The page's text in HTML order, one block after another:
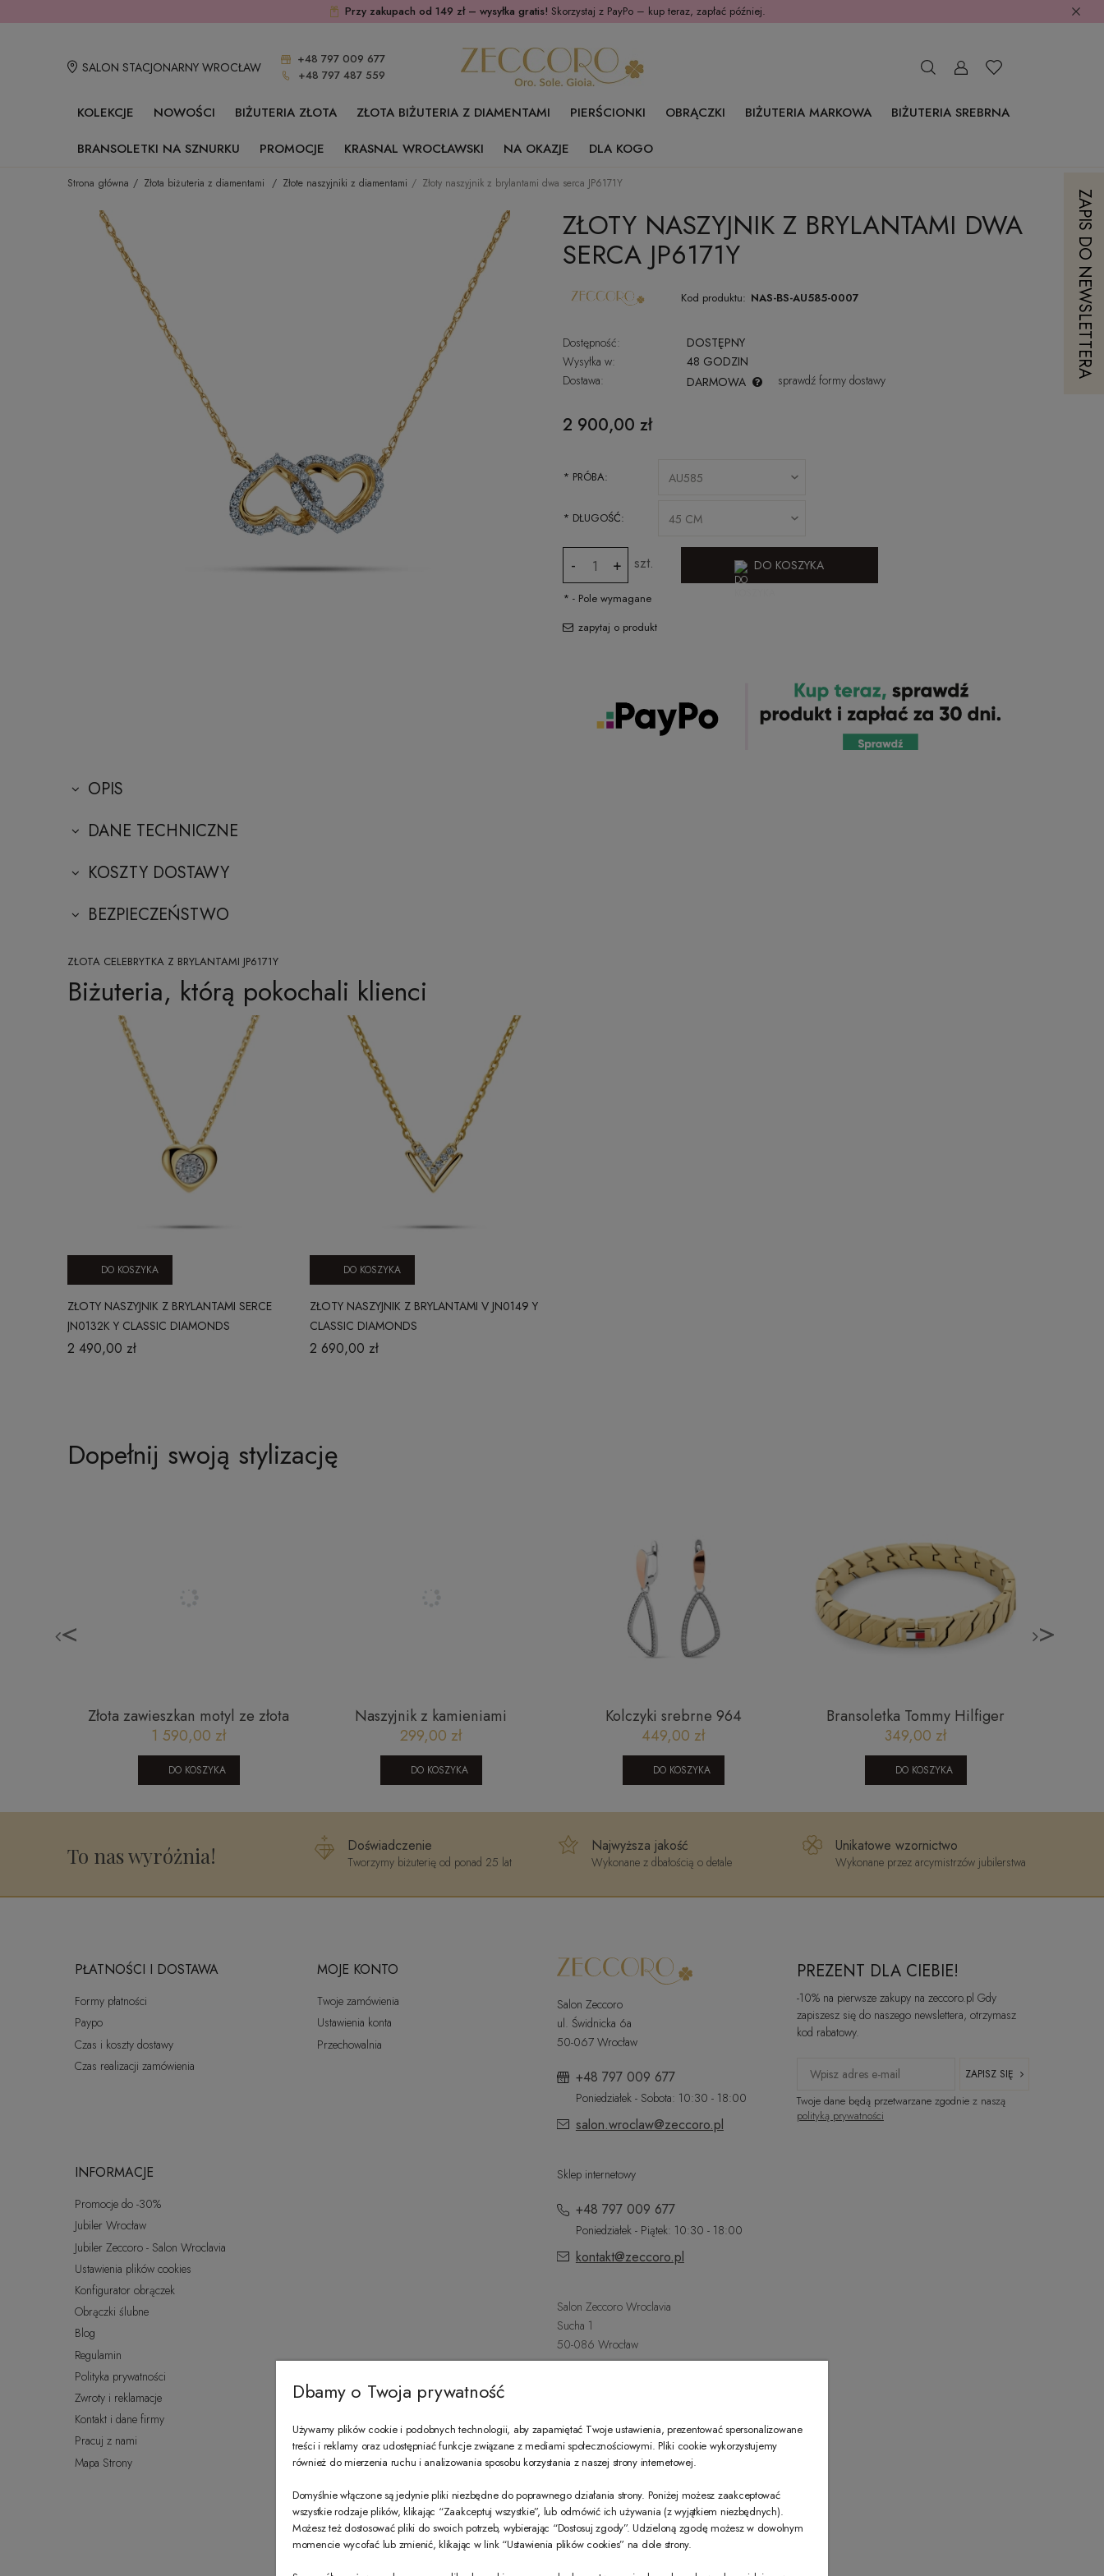
Przy zakupach od 149 zł – wysyłka gratis! Skorzystaj z PayPo – kup teraz, zapłać później.
SALON STACJONARNY WROCŁAW
+48 797 009 677
+48 797 487 559
KOLEKCJE NOWOŚCI BIŻUTERIA ZŁOTA ZŁOTA BIŻUTERIA Z DIAMENTAMI PIERŚCIONKI OBRĄCZKI BIŻUTERIA MARKOWA
BIŻUTERIA SREBRNA
BRANSOLETKI NA SZNURKU
PROMOCJE KRASNAL WROCŁAWSKI NA OKAZJE DLA KOGO
Strona główna Złota biżuteria z diamentami Złote naszyjniki z diamentami Złoty naszyjnik z brylantami dwa serca JP6171Y
ZŁOTY NASZYJNIK Z BRYLANTAMI DWA
SERCA JP6171Y
Kod produktu: NAS-BS-AU585-0007
Dostępność:
DOSTĘPNY
Wysyłka w:
48 GODZIN
Dostawa:
DARMOWA
CENA NIE ZAWIERA EWENTUALNYCH
KOSZTÓW PŁATNOŚCI
sprawdź formy dostawy
2 900,00 zł
* PRÓBA:
* DŁUGOŚĆ:
- + szt. DO KOSZYKA
* - Pole wymagane
zapytaj o produkt
OPIS
DANE TECHNICZNE
KOSZTY DOSTAWY
BEZPIECZEŃSTWO
ZŁOTA CELEBRYTKA Z BRYLANTAMI JP6171Y
Biżuteria, którą pokochali klienci
ZŁOTY NASZYJNIK Z BRYLANTAMI SERCE
JN0132K Y CLASSIC DIAMONDS
2 490,00 zł
DO KOSZYKA
ZŁOTY NASZYJNIK Z BRYLANTAMI V JN0149 Y
CLASSIC DIAMONDS
2 690,00 zł
DO KOSZYKA
Dopełnij swoją stylizację
<
Złota zawieszkan motyl ze złota
585 23052023117
1 590,00 zł
DO KOSZYKA
Naszyjnik z kamieniami
naturalnymi - Crystals by
Swarovski, agat botswana, kwarc
dymny
299,00 zł
DO KOSZYKA
Kolczyki srebrne 964
449,00 zł
DO KOSZYKA
Bransoletka Tommy Hilfiger
2790620
349,00 zł
DO KOSZYKA
>
To nas wyróżnia! Doświadczenie
Tworzymy biżuterię od ponad 25 lat
Najwyższa jakość
Wykonane z dbałością o detale
Unikatowe wzornictwo
Wykonane przez arcymistrzów jubilerstwa
ZAPIS DO NEWSLETTERA
PŁATNOŚCI I DOSTAWA
Formy płatności
Paypo
Czas i koszty dostawy
Czas realizacji zamówienia
MOJE KONTO
Twoje zamówienia
Ustawienia konta
Przechowalnia
INFORMACJE
Promocje do -30%
Jubiler Wrocław
Jubiler Zeccoro - Salon Wroclavia
Ustawienia plików cookies
Konfigurator obrączek
Obrączki ślubne
Blog
Regulamin
Polityka prywatności
Zwroty i reklamacje
Kontakt i dane firmy
Pracuj z nami
Mapa Strony
Salon Zeccoro
ul. Świdnicka 6a
50-067 Wrocław
+48 797 009 677
Poniedziałek - Sobota: 10:30 - 18:00
salon.wroclaw@zeccoro.pl
Sklep internetowy
+48 797 009 677
Poniedziałek - Piątek: 10:30 - 18:00
kontakt@zeccoro.pl
Salon Zeccoro Wroclavia
Sucha 1
50-086 Wrocław
wroclavia@zeccoro.pl
PREZENT DLA CIEBIE!
-10% na pierwsze zakupy na zeccoro.pl Gdy
zapiszesz się do naszego newslettera, otrzymasz
kod rabatowy.
ZAPISZ SIĘ
Twoje dane będą przetwarzane zgodnie z naszą
polityką prywatności
Dbamy o Twoja prywatność
Używamy plików cookie i podobnych technologii, aby zapamiętać Twoje ustawienia, prezentować spersonalizowane
treści i reklamy oraz udostępniać funkcje związane z mediami społecznościowymi. Pliki cookie wykorzystujemy
również do mierzenia ruchu i analizowania sposobu korzystania z naszej strony internetowej.
Domyślnie włączone są jedynie pliki niezbędne do poprawnego działania strony. Poniżej możesz zaakceptować
wszystkie rodzaje plików, klikając “Zaakceptuj wszystkie”, lub odmówić ich używania (z wyjątkiem niezbędnych).
Możesz też dostosować pliki do swoich potrzeb, wybierając “Dostosuj zgody”. Udzieloną zgodę możesz w dowolnym
momencie wycofać lub zmienić, klikając w link “Ustawienia plików cookies” na dole strony.